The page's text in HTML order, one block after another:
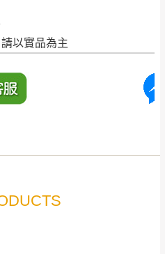
以實品為主
0800-085-717
售出
或轉帳通知，商品將不